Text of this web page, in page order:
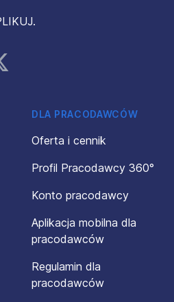
DLA PRACODAWCÓW
Oferta i cennik
Profil Pracodawcy 360°
Konto pracodawcy
Aplikacja mobilna dla
pracodawców
Regulamin dla
pracodawców